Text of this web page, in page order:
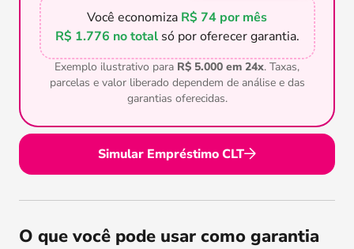
Simular Empréstimo CLT
Você economiza R$ 74 por mês
R$ 1.776 no totalsó por oferecer garantia.
Exemplo ilustrativo para R$ 5.000 em 24x. Taxas,
parcelas e valor liberado dependem de análise e das
garantias oferecidas.
O que você pode usar como garantia